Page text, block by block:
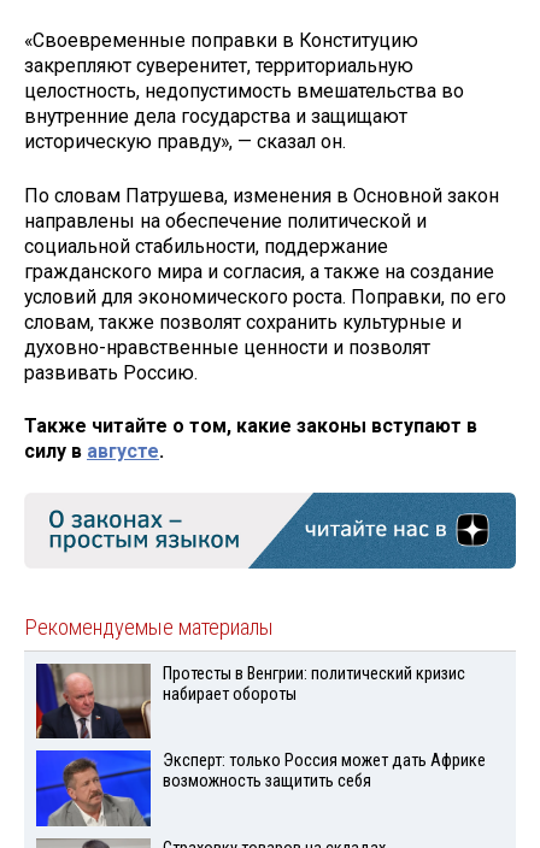
«Своевременные поправки в Конституцию
закрепляют суверенитет, территориальную
целостность, недопустимость вмешательства во
внутренние дела государства и защищают
историческую правду», — сказал он.
По словам Патрушева, изменения в Основной закон
направлены на обеспечение политической и
социальной стабильности, поддержание
гражданского мира и согласия, а также на создание
условий для экономического роста. Поправки, по его
словам, также позволят сохранить культурные и
духовно-нравственные ценности и позволят
развивать Россию.
Также читайте о том, какие законы вступают в
силу в августе.
Рекомендуемые материалы
Протесты в Венгрии: политический кризис
набирает обороты
Эксперт: только Россия может дать Африке
возможность защитить себя